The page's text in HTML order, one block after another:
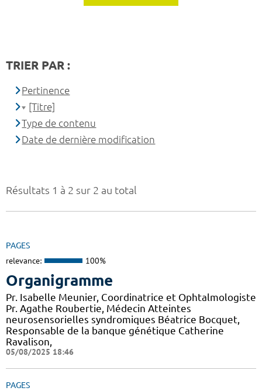
Résultats 1 à 2 sur 2 au total
PAGES
relevance: 100%
Organigramme
Pr. Isabelle Meunier, Coordinatrice et Ophtalmologiste
Pr. Agathe Roubertie, Médecin Atteintes
neurosensorielles syndromiques Béatrice Bocquet,
Responsable de la banque génétique Catherine
Ravalison,
05/08/2025 18:46
PAGES
TRIER PAR :
Pertinence
[Titre]
Type de contenu
Date de dernière modification